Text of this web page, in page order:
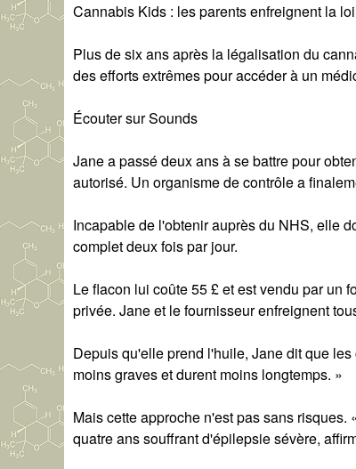
Cannabis Kids : les parents enfreignent la
Plus de six ans après la légalisation du
des efforts extrêmes pour accéder à un
Écouter sur Sounds
Jane a passé deux ans à se battre pour
autorisé. Un organisme de contrôle a
Incapable de l'obtenir auprès du NHS, elle
complet deux fois par jour.
Le flacon lui coûte 55 £ et est vendu par un
privée. Jane et le fournisseur enfreignent
Depuis qu'elle prend l'huile, Jane dit que
moins graves et durent moins longtemps. »
Mais cette approche n'est pas sans
quatre ans souffrant d'épilepsie sévère,